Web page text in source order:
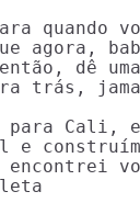
quando
agora,
dê uma
trás,
para Cali,
e
encontrei